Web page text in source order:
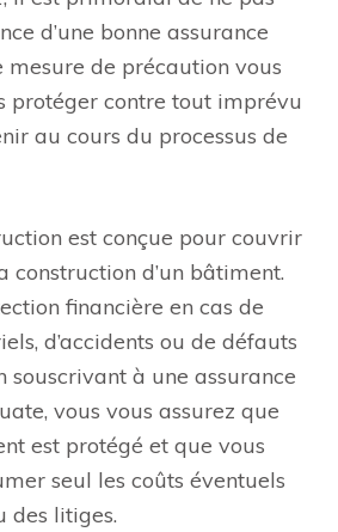
d’une bonne assurance
mesure de précaution vous
protéger contre tout imprévu
au cours du processus de
est conçue pour couvrir
construction d’un bâtiment.
financière en cas de
d’accidents ou de défauts
souscrivant à une assurance
vous vous assurez que
est protégé et que vous
seul les coûts éventuels
des litiges.